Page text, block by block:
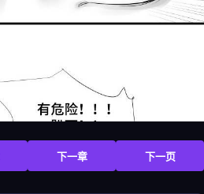
下一章 下一页